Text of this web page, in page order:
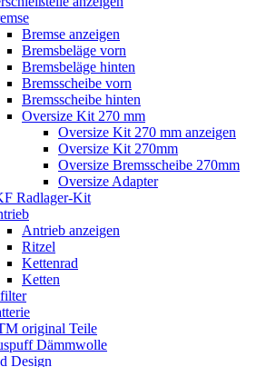
Bremse anzeigen
Bremsbeläge vorn
Bremsbeläge hinten
Bremsscheibe vorn
Bremsscheibe hinten
Oversize Kit 270 mm
Oversize Kit 270 mm anzeigen
Oversize Kit 270mm
Oversize Bremsscheibe 270mm
Oversize Adapter
Radlager-Kit
Antrieb anzeigen
Ritzel
Kettenrad
Ketten
original Teile
Dämmwolle
Design